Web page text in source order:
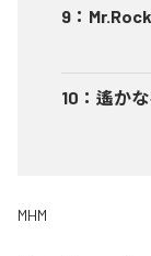
9 ：
10 ： 遙か
MHM